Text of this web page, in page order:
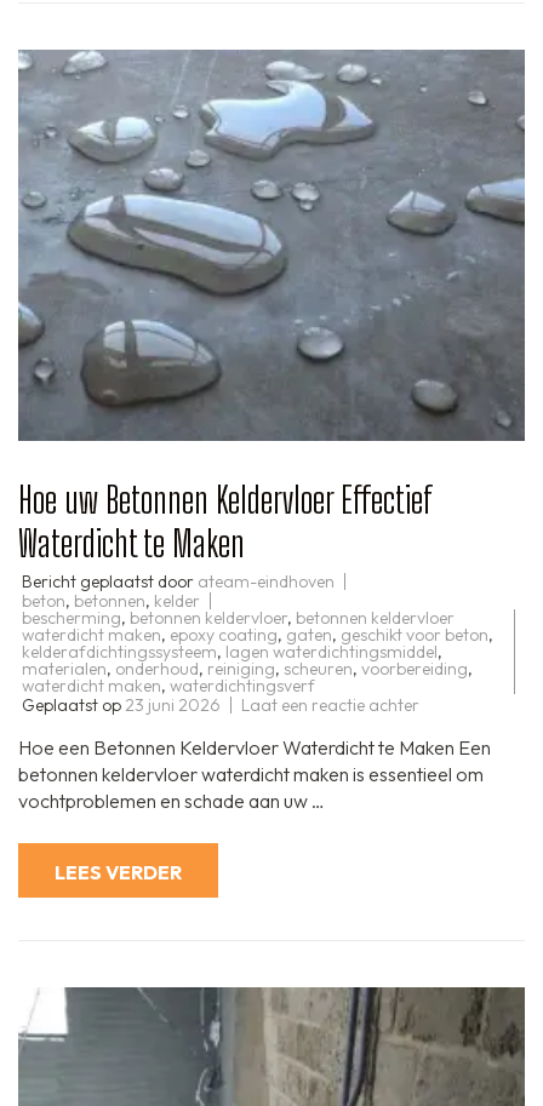
Hoe uw Betonnen Keldervloer Effectief
Waterdicht te Maken
Bericht geplaatst door ateam-eindhoven
beton, betonnen, kelder
bescherming, betonnen keldervloer, betonnen keldervloer
waterdicht maken, epoxy coating, gaten, geschikt voor beton,
kelderafdichtingssysteem, lagen waterdichtingsmiddel,
materialen, onderhoud, reiniging, scheuren, voorbereiding,
waterdicht maken, waterdichtingsverf
Geplaatst op 23 juni 2026 Laat een reactie achter
uw
Betonnen
Keldervloer
Effectief
Hoe een Betonnen Keldervloer Waterdicht te Maken Een
betonnen keldervloer waterdicht maken is essentieel om
vochtproblemen en schade aan uw …
LEES VERDER